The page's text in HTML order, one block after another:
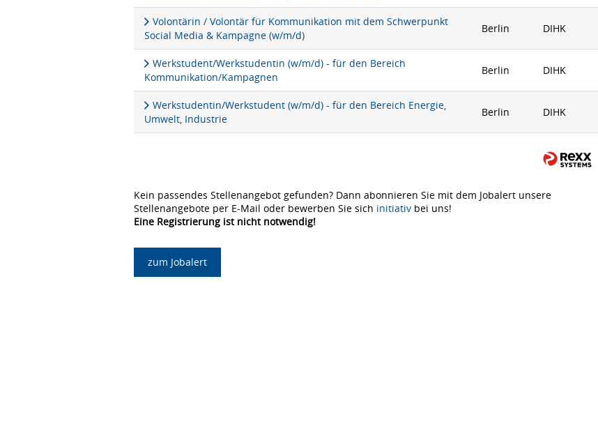
Volontärin / Volontär für Kommunikation mit dem Schwerpunkt
Social Media & Kampagne (w/m/d)
Berlin DIHK
Werkstudent/Werkstudentin (w/m/d) - für den Bereich
Kommunikation/Kampagnen
Berlin DIHK
Werkstudentin/Werkstudent (w/m/d) - für den Bereich Energie,
Umwelt, Industrie
Berlin DIHK
Kein passendes Stellenangebot gefunden? Dann abonnieren Sie mit dem Jobalert unsere
Stellenangebote per E-Mail oder bewerben Sie sich initiativ bei uns!
Eine Registrierung ist nicht notwendig!
zum Jobalert